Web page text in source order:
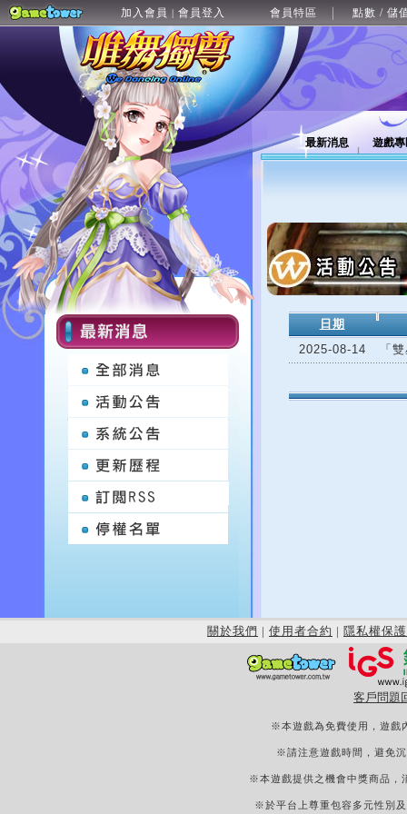
加入會員 | 會員登入 會員特區 點數 / 儲
最新消息 遊戲
日期
2025-08-14
「
關於我們 | 使用者合約 | 隱私權保護
客戶問題
※本遊戲為免費使用，遊戲
※請注意遊戲時間，避免
※本遊戲提供之機會中獎商品，
※於平台上尊重包容多元性別